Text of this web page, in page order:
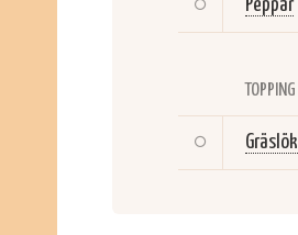
Peppar
TOPPING
Gräslök